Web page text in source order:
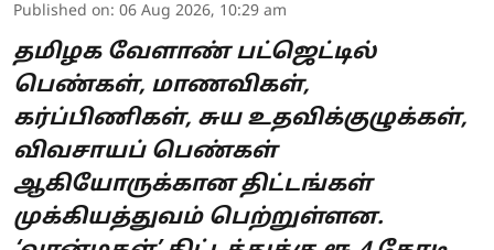
Published on: 06 Aug 2026, 10:29 am
தமிழக வேளாண் பட்ஜெட்டில்
பெண்கள், மாணவிகள்,
கர்ப்பிணிகள், சுய உதவிக்குழுக்கள்,
விவசாயப் பெண்கள்
ஆகியோருக்கான திட்டங்கள்
முக்கியத்துவம் பெற்றுள்ளன.